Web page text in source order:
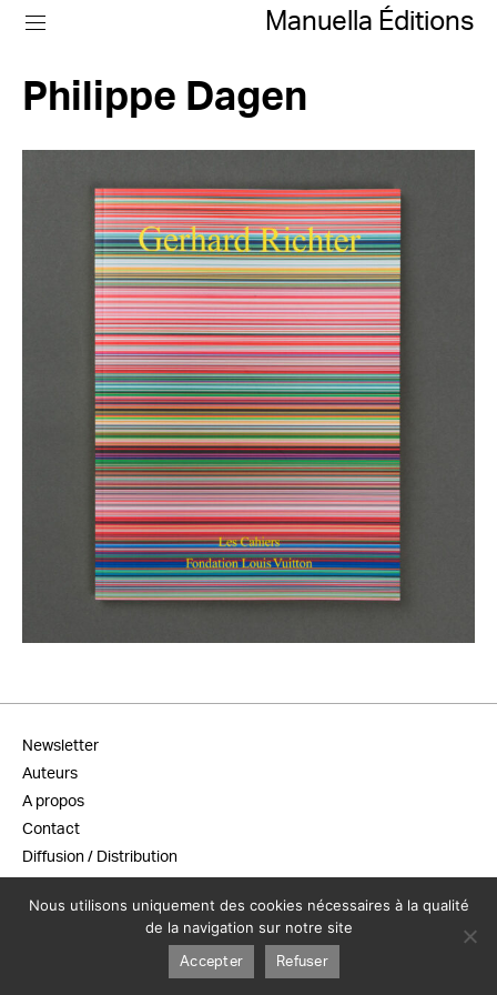
Manuella Éditions
Philippe Dagen
Newsletter
Auteurs
A propos
Contact
Diffusion / Distribution
Mentions légales
Nous utilisons uniquement des cookies nécessaires à la qualité
de la navigation sur notre site
Accepter Refuser